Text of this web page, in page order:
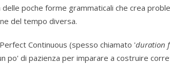
delle poche forme grammaticali che crea
del tempo diversa.
Continuous (spesso chiamato 'duration
po' di pazienza per imparare a costruire